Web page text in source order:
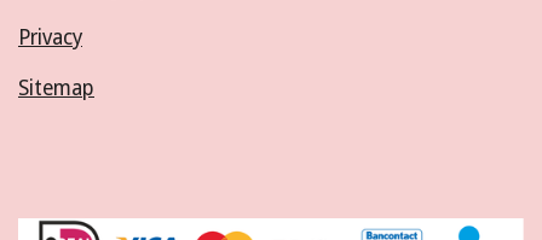
Privacy
Sitemap